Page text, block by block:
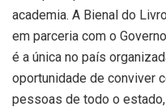
academia. A Bienal do
em parceria com o
é a única no país
oportunidade de conviver
pessoas de todo o